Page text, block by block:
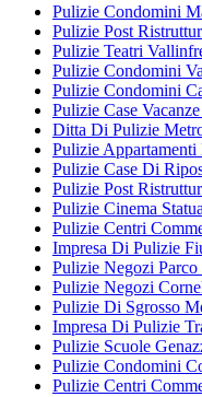
Pulizie Condomini
Pulizie Post
Pulizie Teatri
Pulizie Condomini
Pulizie Condomini
Pulizie Case
Ditta Di Pulizie
Pulizie
Pulizie Case Di
Pulizie Post
Pulizie Cinema
Pulizie Centri
Impresa Di Pulizie
Pulizie Negozi
Pulizie Negozi
Pulizie Di Sgrosso
Impresa Di Pulizie
Pulizie Scuole
Pulizie Condomini
Pulizie Centri